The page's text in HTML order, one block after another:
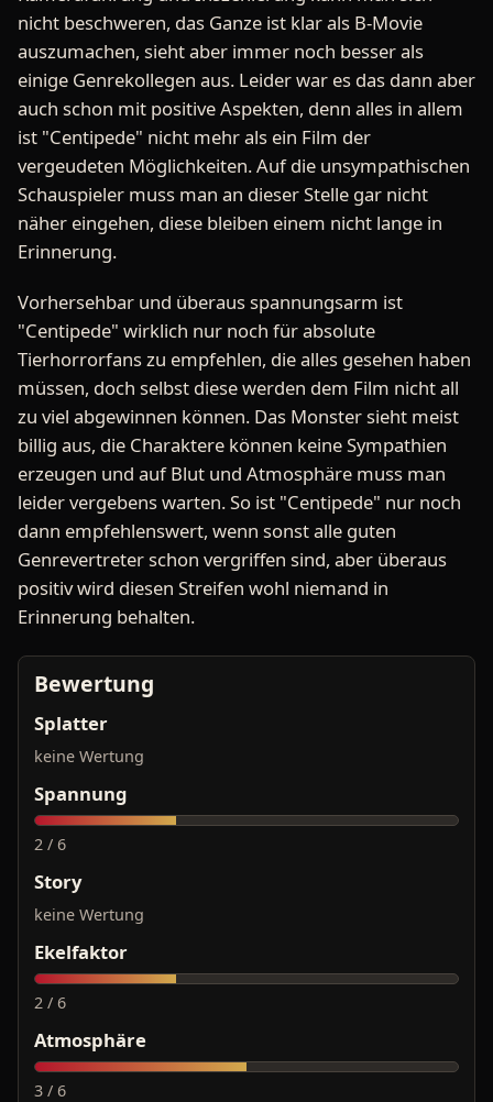
nicht beschweren, das Ganze ist klar als B-Movie
auszumachen, sieht aber immer noch besser als
einige Genrekollegen aus. Leider war es das dann aber
auch schon mit positive Aspekten, denn alles in allem
ist "Centipede" nicht mehr als ein Film der
vergeudeten Möglichkeiten. Auf die unsympathischen
Schauspieler muss man an dieser Stelle gar nicht
näher eingehen, diese bleiben einem nicht lange in
Erinnerung.
Vorhersehbar und überaus spannungsarm ist
"Centipede" wirklich nur noch für absolute
Tierhorrorfans zu empfehlen, die alles gesehen haben
müssen, doch selbst diese werden dem Film nicht all
zu viel abgewinnen können. Das Monster sieht meist
billig aus, die Charaktere können keine Sympathien
erzeugen und auf Blut und Atmosphäre muss man
leider vergebens warten. So ist "Centipede" nur noch
dann empfehlenswert, wenn sonst alle guten
Genrevertreter schon vergriffen sind, aber überaus
positiv wird diesen Streifen wohl niemand in
Erinnerung behalten.
Bewertung
Splatter
keine Wertung
Spannung
2 / 6
Story
keine Wertung
Ekelfaktor
2 / 6
Atmosphäre
3 / 6